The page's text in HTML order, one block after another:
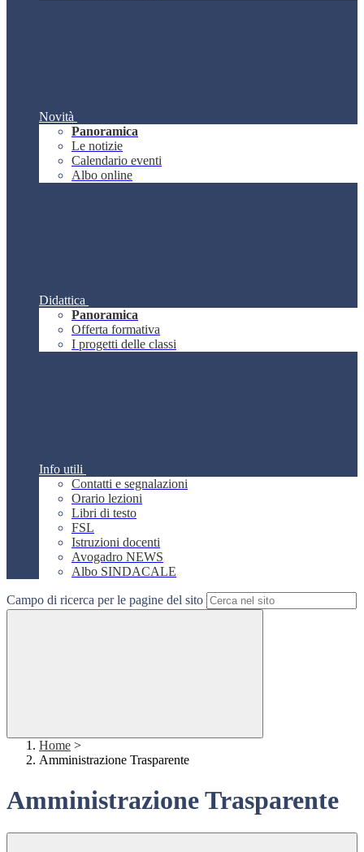
Novità
Panoramica
Le notizie
Calendario eventi
Albo online
Didattica
Panoramica
Offerta formativa
I progetti delle classi
Info utili
Contatti e segnalazioni
Orario lezioni
Libri di testo
FSL
Istruzioni docenti
Avogadro NEWS
Albo SINDACALE
Campo di ricerca per le pagine del sito
Home >
Amministrazione Trasparente
Amministrazione Trasparente